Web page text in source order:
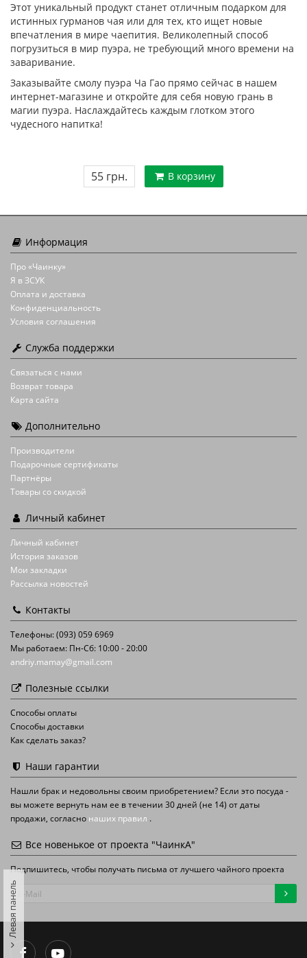
Этот уникальный продукт станет отличным подарком для
истинных гурманов чая или для тех, кто ищет новые
впечатления в мире чаепития. Великолепный способ
погрузиться в мир пуэра, не требующий много времени на
заваривание.
Заказывайте смолу пуэра Ча Гао прямо сейчас в нашем
интернет-магазине и откройте для себя новую грань в
магии пуэра. Наслаждайтесь каждым глотком этого
чудесного напитка!
55 грн. В корзину
Информация
Про «Чаинку»
Я в ЗСУК
Оплата и доставка
Конфиденциальность
Условия соглашения
Служба поддержки
Связаться с нами
Возврат товара
Карта сайта
Дополнительно
Производители
Подарочные сертификаты
Партнёры
Товары со скидкой
Личный кабинет
Личный кабинет
История заказов
Мои закладки
Рассылка новостей
Контакты
Телефоны: (093) 059 6969
Мы работаем: Пн-Сб: 10:00 - 20:00
andriy.mamay@gmail.com
Полезные ссылки
Способы оплаты
Способы доставки
Как сделать заказ?
Наши гарантии
Нашли брак и недовольны своим приобретением? Если это посуда -
вы можете вернуть нам ее в течении 30 дней (не 14) от даты
продажи, согласно наших правил .
Все новенькое от проекта "ЧаинкА"
Подпишитесь, чтобы получать письма от лучшего чайного проекта
Левая панель